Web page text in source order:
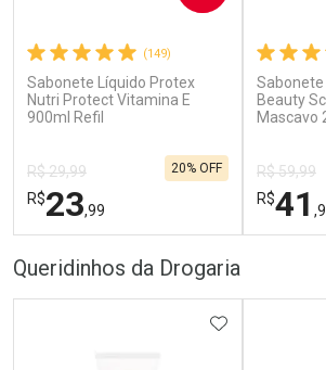
(149)
Sabonete Líquido Protex
Nutri Protect Vitamina E
900ml Refil
R$ 29,99
R$23,99
20% OFF
Beauty
Mascavo
R$ 59,99
R$41
Queridinhos da Drogaria
ADICIONAR